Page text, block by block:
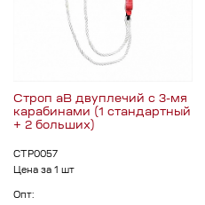
Строп аВ двуплечий с 3-мя
карабинами (1 стандартный
+ 2 больших)
СТР0057
Цена за 1 шт
Опт: